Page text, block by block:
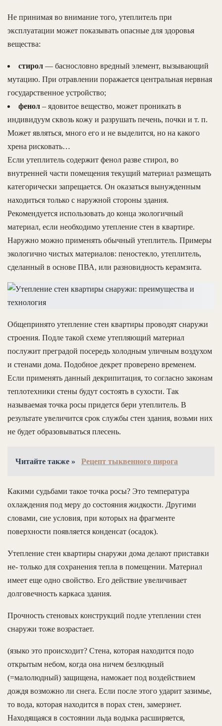
Не принимая во внимание того, утеплитель при
эксплуатации может показывать опасные для здоровья
вещества:
стирол — баснословно вредный элемент, вызывающий
мутацию. При отравлении поражается центральная нервная
государственное устройство;
фенол – ядовитое вещество, может проникать в
индивидуум сквозь кожу и разрушать печень, почки и т. п.
Может являться, много его и не выделится, но на какого
хрена рисковать…
Если утеплитель содержит фенол разве стирол, во
внутренней части помещения текущий материал размещать
категорически запрещается. Он оказаться вынужденным
находиться только с наружной стороны здания.
Рекомендуется использовать до конца экологичный
материал, если необходимо утепление стен в квартире.
Наружно можно применять обычный утеплитель. Примеры
экологично чистых материалов: пеностекло, утеплитель,
сделанный в основе ПВА, или разновидность керамзита.
Общепринято утепление стен квартиры проводят снаружи
строения. Подле такой схеме утепляющий материал
послужит преградой посередь холодным уличным воздухом
и стенами дома. Подобное декрет проверено временем.
Если применять данный декрипитация, то согласно законам
теплотехники стены будут состоять в сухости. Так
называемая точка росы придется бери утеплитель. В
результате увеличится срок службы стен здания, возьми них
не будет образовываться плесень.
Читайте также » Рецепт тыквенного пирога
Какими судьбами такое точка росы? Это температура
охлаждения под меру до состояния жидкости. Другими
словами, сие условия, при которых на фрагменте
поверхности появляется конденсат (осадок).
Утепление стен квартиры снаружи дома делают приставки
не- только для сохранения тепла в помещении. Материал
имеет еще одно свойство. Его действие увеличивает
долговечность каркаса здания.
Прочность стеновых конструкций подле утеплении стен
снаружи тоже возрастает.
(языко это происходит? Стена, которая находится подо
открытым небом, когда она ничем безлюдный
(=малолюдный) защищена, намокает под воздействием
дождя возможно ли снега. Если после этого ударит зазимье,
то вода, которая находится в порах стен, замерзнет.
Находящаяся в состоянии льда водыка расширяется,